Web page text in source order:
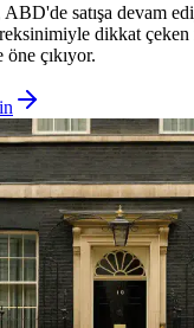
satışa devam
dikkat
çıkıyor.